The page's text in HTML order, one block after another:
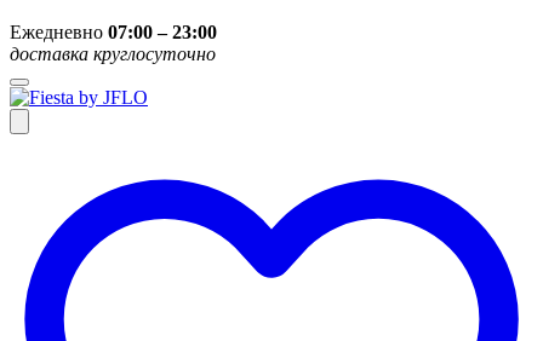
Ежедневно 07:00 – 23:00
доставка круглосуточно